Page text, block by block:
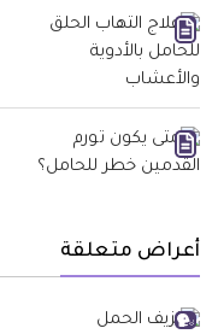
أعراض متعلقة